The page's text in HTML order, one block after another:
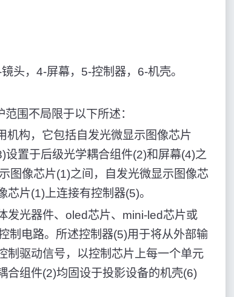
头，4-屏幕，5-控制器，6-机壳。
围不局限于以下所述：
机构，它包括自发光微显示图像芯片
置于后级光学耦合组件(2)和屏幕(4)之
图像芯片(1)之间，自发光微显示图像芯
片(1)上连接有控制器(5)。
发光器件、oled芯片、mini-led芯片或
制电路。所述控制器(5)用于将从外部输
制驱动信号，以控制芯片上每一个单元
合组件(2)均固设于投影设备的机壳(6)